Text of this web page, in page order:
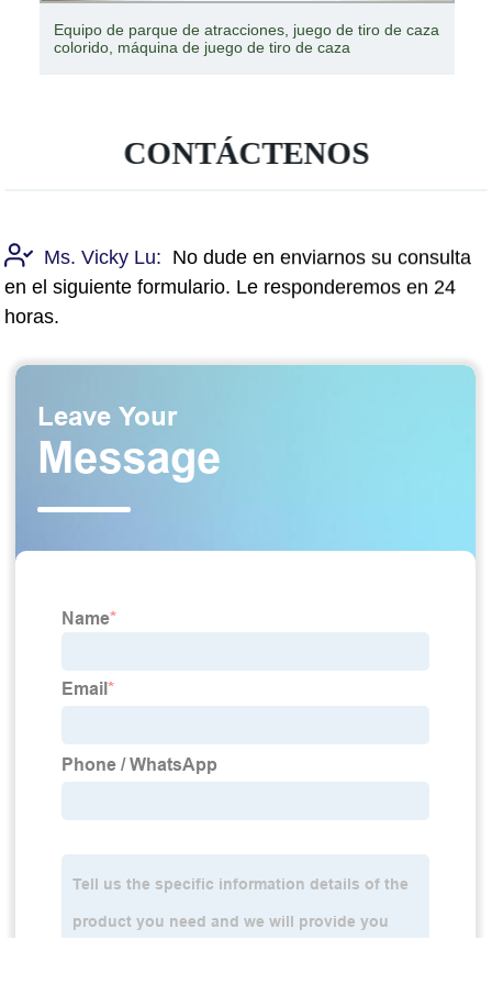
Equipo de parque de atracciones, juego de tiro de caza
colorido, máquina de juego de tiro de caza
CONTÁCTENOS
Ms. Vicky Lu: No dude en enviarnos su consulta
en el siguiente formulario. Le responderemos en 24
horas.